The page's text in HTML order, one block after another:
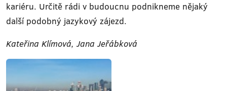
kariéru. Určitě rádi v budoucnu podnikneme nějaký
další podobný jazykový zájezd.
Kateřina Klímová, Jana Jeřábková